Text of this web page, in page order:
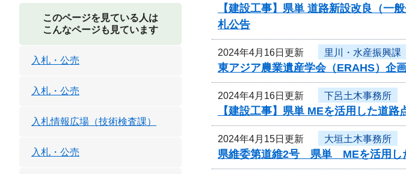
【建設工事】県単 道路新設改良（
札公告
2024年4月16日更新 里川・水産振興課
東アジア農業遺産学会（ERAHS）企
2024年4月16日更新 下呂土木事務所
【建設工事】県単 MEを活用した道
2024年4月15日更新 大垣土木事務所
県維委第道維2号 県単 MEを活用し
このページを見ている人は
こんなページも見ています
入札・公売
入札・公売
入札情報広場（技術検査課）
入札・公売